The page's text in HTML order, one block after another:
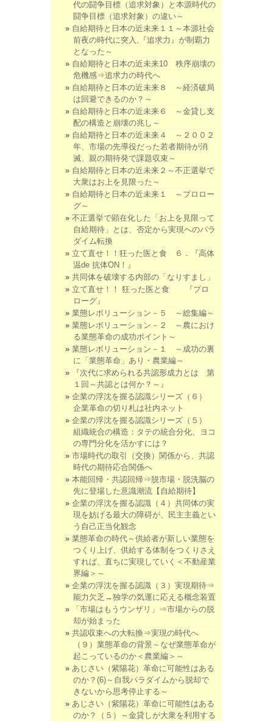
代の闘争目標（追求対象）と本源時代の
闘争目標（追求対象）の違い～
自給期待と日本の近未来１１～本源社会
前夜の時代に突入,『追求力』が制覇力
となった～
自給期待と日本の近未来10 秩序崩壊の
危機感⇒追求力の時代へ
自給期待と日本の近未来８ ～経済破局
は回避できるのか？～
自給期待と日本の近未来６ ～金貸し支
配の構造と崩壊の兆し～
自給期待と日本の近未来４ ～２００２
年、市場の先導役だった若者期待が消
滅、親の期待発で課題収束～
自給期待と日本の近未来２～不正選挙で
大衆はお上を見限った～
自給期待と日本の近未来１ ～プロロー
グ～
不正選挙で顕在化した「お上を見限って
自給期待」とは、否定から実現へのパラ
ダイム転換
立て直せ！！狂った医と食 ６．『高体
温de 抗体ON！』
共同体を破壊する内部の「なりすまし」
立て直せ！！ 狂った医と食 『プロ
ローグ』
業態レボリューション－５ ～総集編～
業態レボリューション－２ ～農におけ
る業態革命の成功ポイント～
業態レボリューション－１ ～成功の裏
に「業態革命」あり・農業編～
『次代に求められる共認形成力とは 第
１回～共認とは何か？～』
企業の浮沈を握る認識シリーズ（６）
企業革命の切り札は社内ネット
企業の浮沈を握る認識シリーズ（５）
組織統合の構造：タテの統合分化、ヨコ
の専門分化を活かすには？
市場時代の取引（交換）関係から、共認
時代の期待応合関係へ
本能回帰・共認回帰⇒脱市場・脱洗脳の
先に登場した意識潮流【自給期待】
企業の浮沈を握る認識（４）共同体の実
現を妨げる最大の障碍が、民主主義とい
う自己正当化観念
業態革命の時代～供給者が新しい業態を
つくり上げ、供給する体制をつくりさえ
すれば、直ちに実現していく＜不動産業
界編＞～
企業の浮沈を握る認識（３）実現期待⇒
能力欠乏→独学の気運に応える概念装置
「市場はもうウンザリ」⇒市場からの脱
却が始まった
共認収束への大転換⇒実現の時代へ
（９）業態革命の背景～なぜ業態革命が
起こっているのか＜農業編＞～
あじさい（紫陽花）革命に可能性はある
のか？(6)～自我パラダイムから脱却で
きないから思考停止する～
あじさい（紫陽花）革命に可能性はある
のか？（５）～金貸しが大衆を利用する